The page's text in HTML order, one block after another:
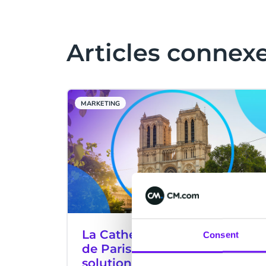
Consent
Articles
MARKETING
La Cathédrale Notre-Dame
de Paris met en place une
solution de réservation